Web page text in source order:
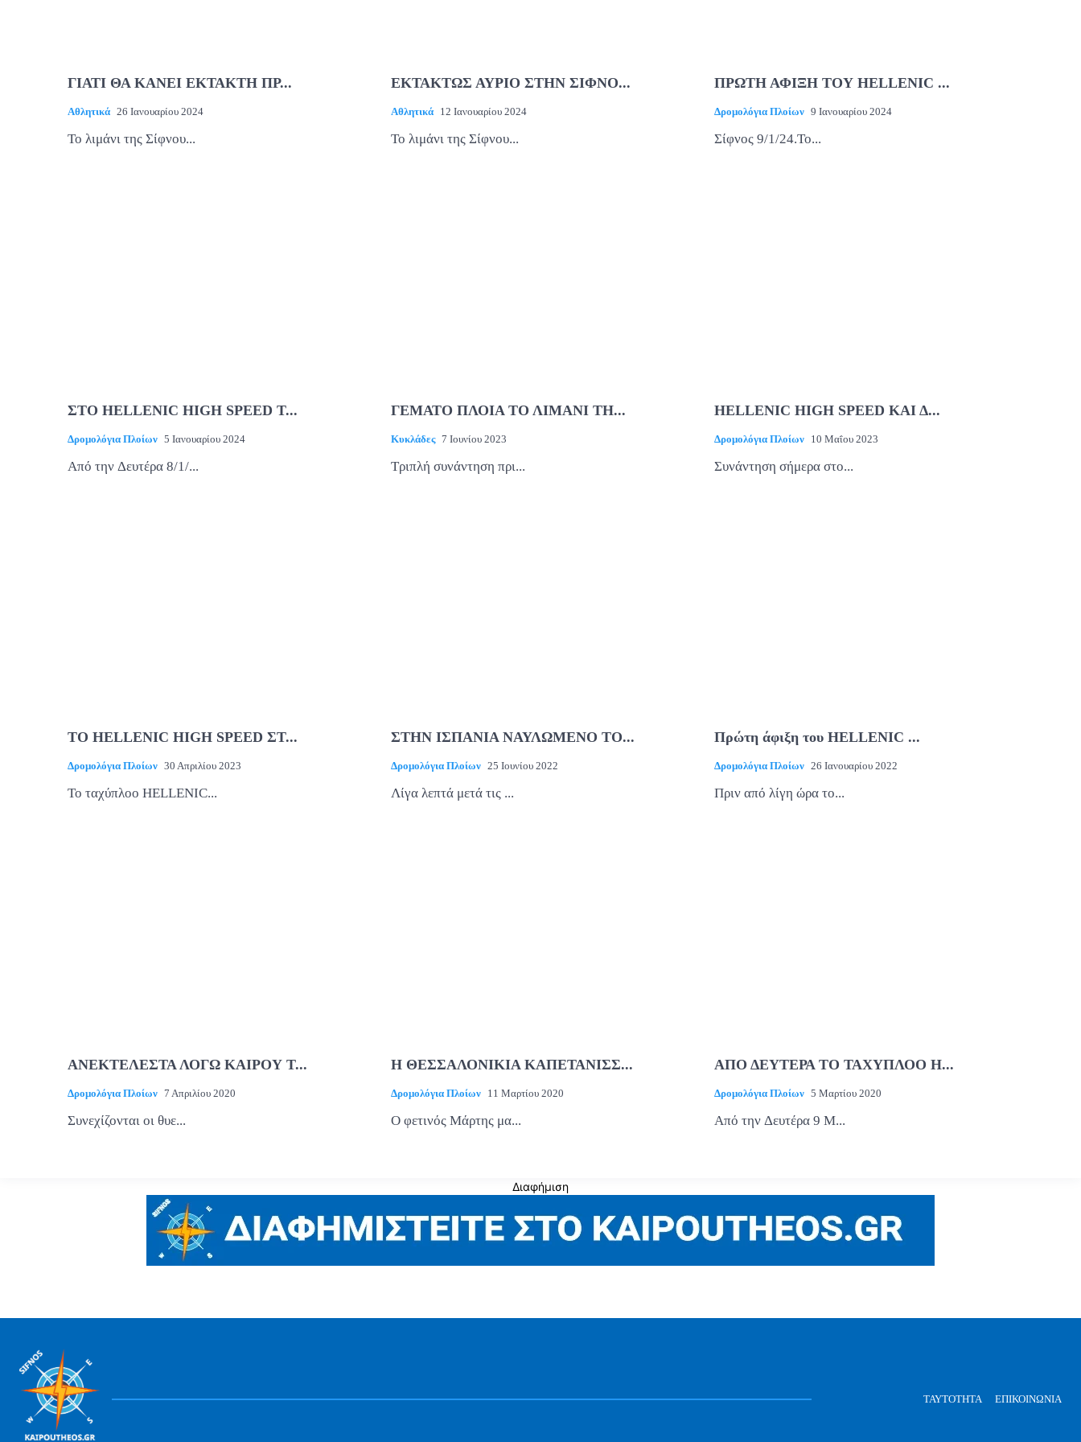
ΓΙΑΤΙ ΘΑ ΚΑΝΕΙ ΕΚΤΑΚΤΗ ΠΡ...
Αθλητικά 26 Ιανουαρίου 2024
Το λιμάνι της Σίφνου...
ΕΚΤΑΚΤΩΣ ΑΥΡΙΟ ΣΤΗΝ ΣΙΦΝΟ...
Αθλητικά 12 Ιανουαρίου 2024
Το λιμάνι της Σίφνου...
ΠΡΩΤΗ ΑΦΙΞΗ ΤΟΥ HELLENIC ...
Δρομολόγια Πλοίων 9 Ιανουαρίου 2024
Σίφνος 9/1/24.To...
ΣΤΟ HELLENIC HIGH SPEED Τ...
Δρομολόγια Πλοίων 5 Ιανουαρίου 2024
Από την Δευτέρα 8/1/...
ΓΕΜΑΤΟ ΠΛΟΙΑ ΤΟ ΛΙΜΑΝΙ ΤΗ...
Κυκλάδες 7 Ιουνίου 2023
Τριπλή συνάντηση πρι...
HELLENIC HIGH SPEED ΚΑΙ Δ...
Δρομολόγια Πλοίων 10 Μαΐου 2023
Συνάντηση σήμερα στο...
ΤΟ HELLENIC HIGH SPEED ΣΤ...
Δρομολόγια Πλοίων 30 Απριλίου 2023
Το ταχύπλοο HELLENIC...
ΣΤΗΝ ΙΣΠΑΝΙΑ ΝΑΥΛΩΜΕΝΟ ΤΟ...
Δρομολόγια Πλοίων 25 Ιουνίου 2022
Λίγα λεπτά μετά τις ...
Πρώτη άφιξη του HELLENIC ...
Δρομολόγια Πλοίων 26 Ιανουαρίου 2022
Πριν από λίγη ώρα το...
ΑΝΕΚΤΕΛΕΣΤΑ ΛΟΓΩ ΚΑΙΡΟΥ Τ...
Δρομολόγια Πλοίων 7 Απριλίου 2020
Συνεχίζονται οι θυε...
Η ΘΕΣΣΑΛΟΝΙΚΙΑ ΚΑΠΕΤΑΝΙΣΣ...
Δρομολόγια Πλοίων 11 Μαρτίου 2020
Ο φετινός Μάρτης μα...
ΑΠΟ ΔΕΥΤΕΡΑ ΤΟ ΤΑΧΥΠΛΟΟ H...
Δρομολόγια Πλοίων 5 Μαρτίου 2020
Από την Δευτέρα 9 Μ...
Διαφήμιση
ΤΑΥΤΌΤΗΤΑ ΕΠΙΚΟΙΝΩΝΊΑ